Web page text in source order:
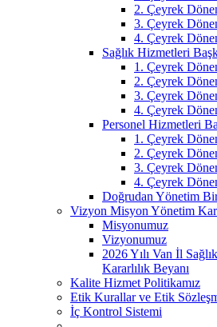
2. Çeyrek
3. Çeyrek
4. Çeyrek
Sağlık Hizmetleri
1. Çeyrek
2. Çeyrek
3. Çeyrek
4. Çeyrek
Personel Hizmetleri
1. Çeyrek
2. Çeyrek
3. Çeyrek
4. Çeyrek
Doğrudan Yönetim
Vizyon Misyon Yönetim
Misyonumuz
Vizyonumuz
2026 Yılı Van İl
Kararlılık Beyanı
Kalite Hizmet Politikamız
Etik Kurallar ve Etik
İç Kontrol Sistemi